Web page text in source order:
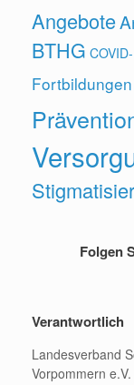
Angebote
BTHG
Fortbildungen
Folgen
Verantwortlich
Landesverband
Vorpommern e.V.